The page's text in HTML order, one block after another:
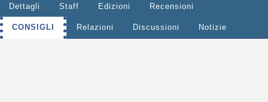
Dettagli Staff Edizioni Recensioni
CONSIGLI Relazioni Discussioni Notizie